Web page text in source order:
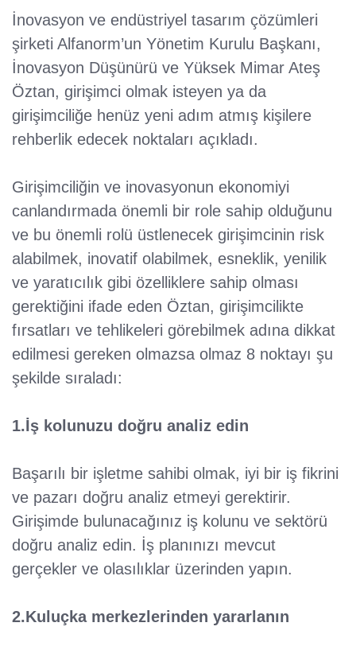
İnovasyon ve endüstriyel tasarım çözümleri
şirketi Alfanorm’un Yönetim Kurulu Başkanı,
İnovasyon Düşünürü ve Yüksek Mimar Ateş
Öztan, girişimci olmak isteyen ya da
girişimciliğe henüz yeni adım atmış kişilere
rehberlik edecek noktaları açıkladı.
Girişimciliğin ve inovasyonun ekonomiyi
canlandırmada önemli bir role sahip olduğunu
ve bu önemli rolü üstlenecek girişimcinin risk
alabilmek, inovatif olabilmek, esneklik, yenilik
ve yaratıcılık gibi özelliklere sahip olması
gerektiğini ifade eden Öztan, girişimcilikte
fırsatları ve tehlikeleri görebilmek adına dikkat
edilmesi gereken olmazsa olmaz 8 noktayı şu
şekilde sıraladı:
1.İş kolunuzu doğru analiz edin
Başarılı bir işletme sahibi olmak, iyi bir iş fikrini
ve pazarı doğru analiz etmeyi gerektirir.
Girişimde bulunacağınız iş kolunu ve sektörü
doğru analiz edin. İş planınızı mevcut
gerçekler ve olasılıklar üzerinden yapın.
2.Kuluçka merkezlerinden yararlanın